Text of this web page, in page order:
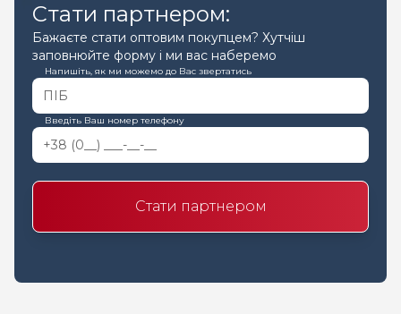
Стати партнером:
Бажаєте стати оптовим покупцем? Хутчіш
заповнюйте форму і ми вас наберемо
Напишіть, як ми можемо до Вас звертатись
Введіть Ваш номер телефону
Стати партнером